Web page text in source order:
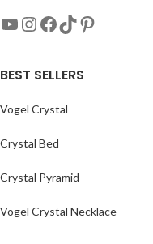
BEST SELLERS
Vogel Crystal
Crystal Bed
Crystal Pyramid
Vogel Crystal Necklace